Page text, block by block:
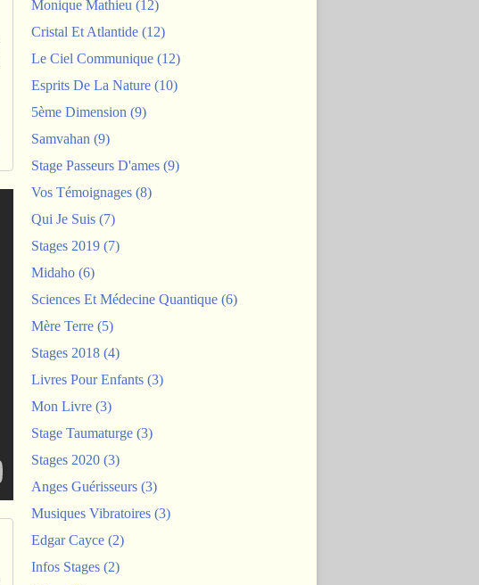
Monique Mathieu (12)
Cristal Et Atlantide (12)
Le Ciel Communique (12)
Esprits De La Nature (10)
5ème Dimension (9)
Samvahan (9)
Stage Passeurs D'ames (9)
Vos Témoignages (8)
Qui Je Suis (7)
Stages 2019 (7)
Midaho (6)
Sciences Et Médecine Quantique (6)
Mère Terre (5)
Stages 2018 (4)
Livres Pour Enfants (3)
Mon Livre (3)
Stage Taumaturge (3)
Stages 2020 (3)
Anges Guérisseurs (3)
Musiques Vibratoires (3)
Edgar Cayce (2)
Infos Stages (2)